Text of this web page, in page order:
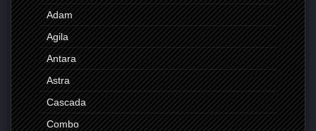
Adam
Agila
Antara
Astra
Cascada
Combo